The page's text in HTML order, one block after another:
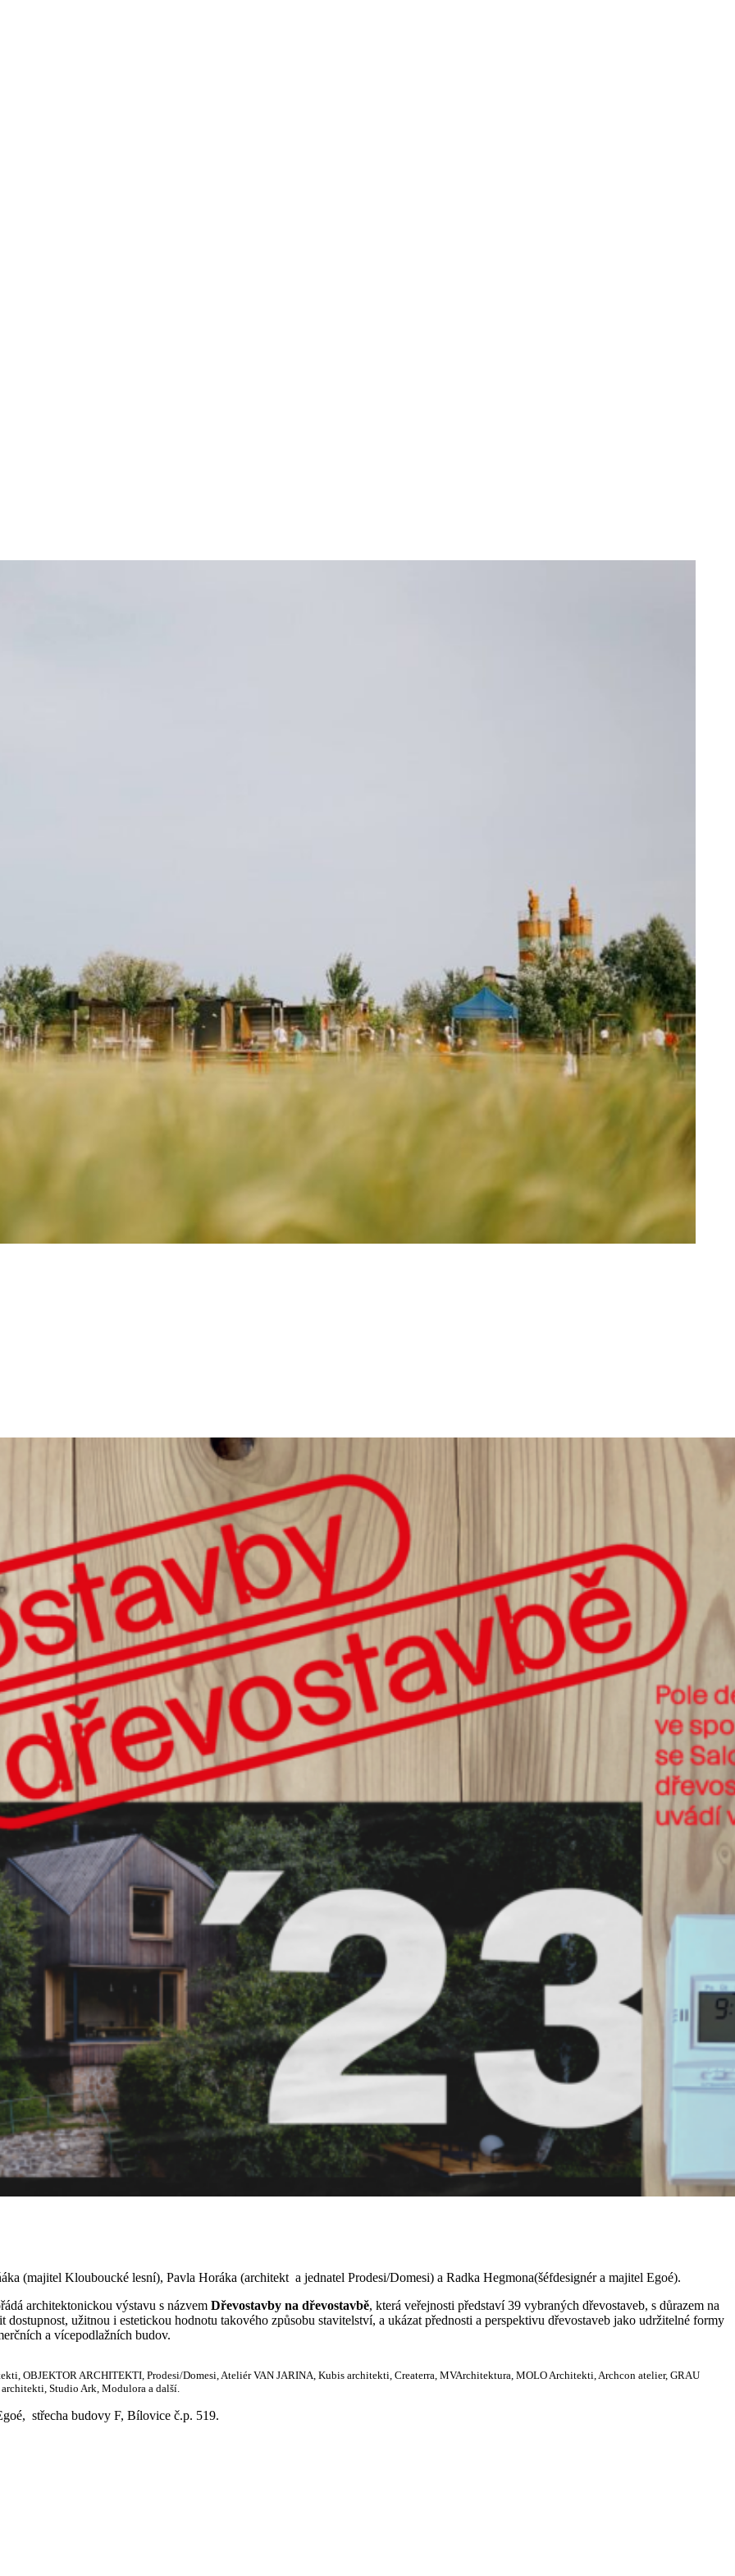
(majitel Klouboucké lesní), Pavla Horáka (architekt a jednatel Prodesi/Domesi) a Radka Hegmona(šéfdesignér a majitel Egoé).
architektonickou výstavu s názvem Dřevostavby na dřevostavbě, která veřejnosti představí 39 vybraných dřevostaveb, s důrazem na
užitnou i estetickou hodnotu takového způsobu stavitelství, a ukázat přednosti a perspektivu dřevostaveb jako udržitelné formy
a vícepodlažních budov.
OBJEKTOR ARCHITEKTI, Prodesi/Domesi, Ateliér VAN JARINA, Kubis architekti, Createrra, MVArchitektura, MOLO Architekti, Archcon atelier, GRAU
Studio Ark, Modulora a další.
střecha budovy F, Bílovice č.p. 519.